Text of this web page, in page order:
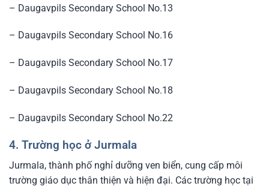
– Daugavpils Secondary School No.13
– Daugavpils Secondary School No.16
– Daugavpils Secondary School No.17
– Daugavpils Secondary School No.18
– Daugavpils Secondary School No.22
4. Trường học ở Jurmala
Jurmala, thành phố nghỉ dưỡng ven biển, cung cấp môi
trường giáo dục thân thiện và hiện đại. Các trường học tại